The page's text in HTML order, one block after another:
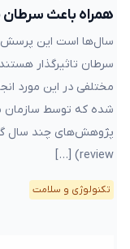
همراه باعث
سال‌ها است این پرسش
سرطان تاثیرگذار
مختلفی در این مورد
شده که توسط سازمان
review) […]
تکنولوژی و سلامت